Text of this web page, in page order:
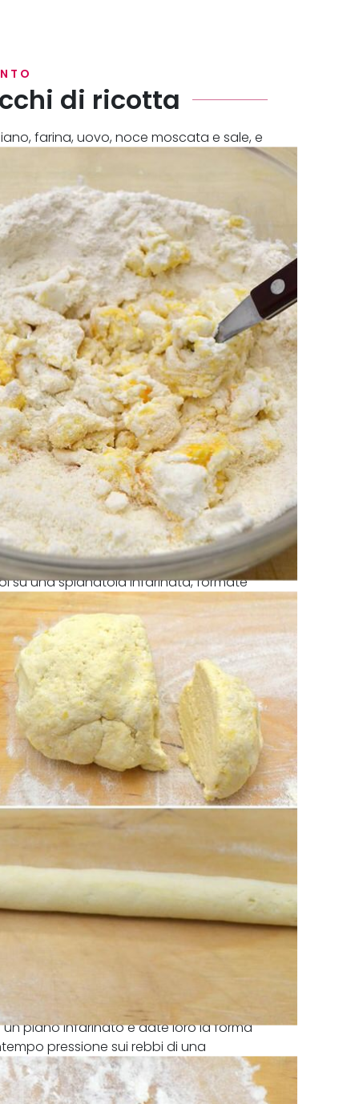
di ricotta
farina, uovo, noce moscata e sale, e
su una spianatoia infarinata, formate
piano infarinato e date loro la forma
pressione sui rebbi di una